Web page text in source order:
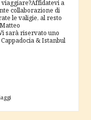
a
collaborazione di
le valigie, al resto
sarà riservato uno
& Istanbul